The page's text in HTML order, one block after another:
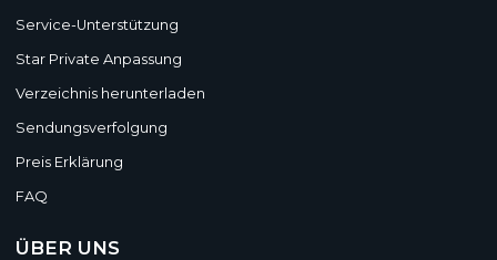
Service-Unterstützung
Star Private Anpassung
Verzeichnis herunterladen
Sendungsverfolgung
Preis Erklärung
FAQ
ÜBER UNS